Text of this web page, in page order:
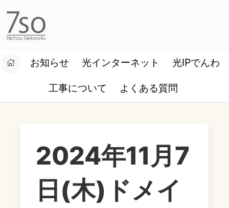
設定マニュアル お客様ログイン
お知らせ 光インターネット 光IPでんわ
工事について よくある質問
2024年11月7
日(木)ドメイ